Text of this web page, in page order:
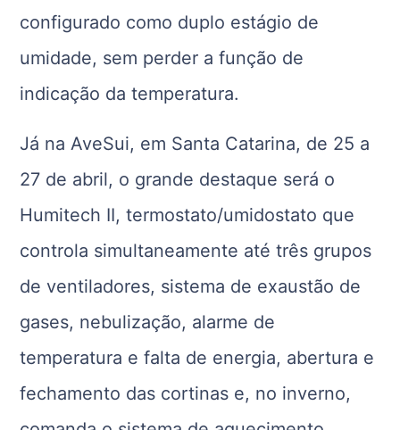
configurado como duplo estágio de
umidade, sem perder a função de
indicação da temperatura.
Já na AveSui, em Santa Catarina, de 25 a
27 de abril, o grande destaque será o
Humitech II, termostato/umidostato que
controla simultaneamente até três grupos
de ventiladores, sistema de exaustão de
gases, nebulização, alarme de
temperatura e falta de energia, abertura e
fechamento das cortinas e, no inverno,